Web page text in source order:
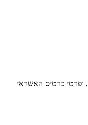
כרטיס האשראי